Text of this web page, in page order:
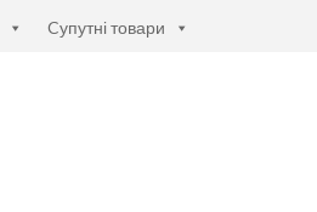
Cупутні товари